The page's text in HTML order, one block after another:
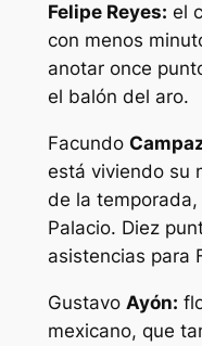
Felipe Reyes: el
con menos
anotar once
el balón del aro.
Facundo
está viviendo su
de la
Palacio. Diez
asistencias para
Gustavo Ayón:
mexicano, que